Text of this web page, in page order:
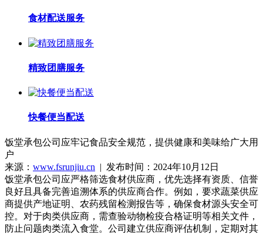
食材配送服务
精致团膳服务
快餐便当配送
饭堂承包公司应牢记食品安全规范，提供健康和美味给广大用
户
来源： www.fsrunjiu.cn | 发布时间：2024年10月12日
饭堂承包公司应严格筛选食材供应商，优先选择有资质、信誉
良好且具备完善追溯体系的供应商合作。例如，要求蔬菜供应
商提供产地证明、农药残留检测报告等，确保食材源头安全可
控。对于肉类供应商，需查验动物检疫合格证明等相关文件，
防止问题肉类流入食堂。公司建立供应商评估机制，定期对其